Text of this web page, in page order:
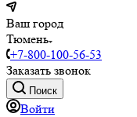
Ваш город
Тюмень
+7-800-100-56-53
Заказать звонок
Поиск
Войти